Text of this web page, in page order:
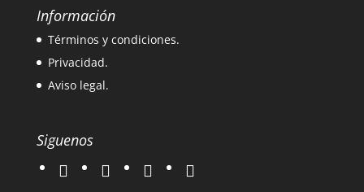
Información
Términos y condiciones.
Privacidad.
Aviso legal.
Siguenos
twitter instagramfacebook google